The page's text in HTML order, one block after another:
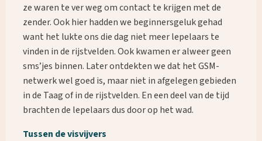
ze waren te ver weg om contact te krijgen met de
zender. Ook hier hadden we beginnersgeluk gehad
want het lukte ons die dag niet meer lepelaars te
vinden in de rijstvelden. Ook kwamen er alweer geen
sms’jes binnen. Later ontdekten we dat het GSM-
netwerk wel goed is, maar niet in afgelegen gebieden
in de Taag of in de rijstvelden. En een deel van de tijd
brachten de lepelaars dus door op het wad.
Tussen de visvijvers